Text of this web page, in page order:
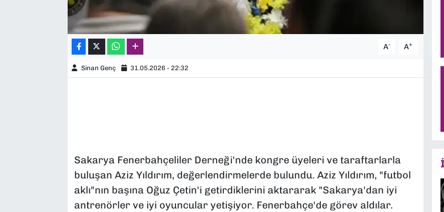
A- A+
Sinan Genç 31.05.2026 - 22:32
Sakarya Fenerbahçeliler Derneği'nde kongre üyeleri ve taraftarlarla
buluşan Aziz Yıldırım, değerlendirmelerde bulundu. Aziz Yıldırım, "futbol
aklı"nın başına Oğuz Çetin'i getirdiklerini aktararak "Sakarya'dan iyi
antrenörler ve iyi oyuncular yetişiyor. Fenerbahçe'de görev aldılar.